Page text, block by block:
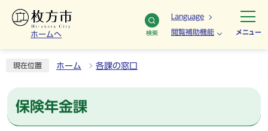
ホームへ 検索
Language
閲覧補助機能 メニュー
現在位置 ホーム 各課の窓口
保険年金課